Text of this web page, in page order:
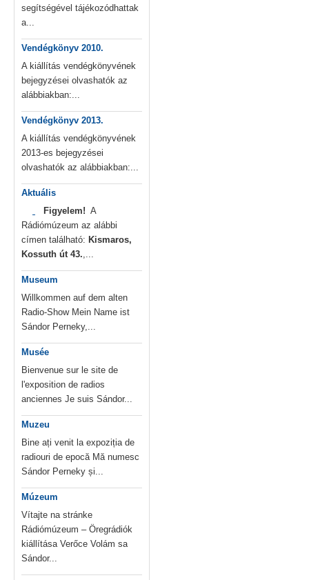
segítségével tájékozódhattak
a...
Vendégkönyv 2010.
A kiállítás vendégkönyvének
bejegyzései olvashatók az
alábbiakban:...
Vendégkönyv 2013.
A kiállítás vendégkönyvének
2013-es bejegyzései
olvashatók az alábbiakban:...
Aktuális
Figyelem! A
Rádiómúzeum az alábbi
címen található: Kismaros,
Kossuth út 43.,...
Museum
Willkommen auf dem alten
Radio-Show Mein Name ist
Sándor Perneky,...
Musée
Bienvenue sur le site de
l'exposition de radios
anciennes Je suis Sándor...
Muzeu
Bine ați venit la expoziția de
radiouri de epocă Mă numesc
Sándor Perneky și...
Múzeum
Vítajte na stránke
Rádiómúzeum – Öregrádiók
kiállítása Verőce Volám sa
Sándor...